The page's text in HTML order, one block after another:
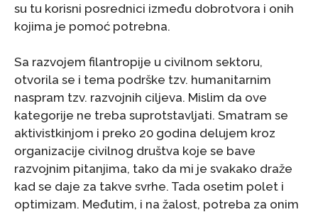
su tu korisni posrednici između dobrotvora i onih
kojima je pomoć potrebna.
Sa razvojem filantropije u civilnom sektoru,
otvorila se i tema podrške tzv. humanitarnim
naspram tzv. razvojnih ciljeva. Mislim da ove
kategorije ne treba suprotstavljati. Smatram se
aktivistkinjom i preko 20 godina delujem kroz
organizacije civilnog društva koje se bave
razvojnim pitanjima, tako da mi je svakako draže
kad se daje za takve svrhe. Tada osetim polet i
optimizam. Međutim, i na žalost, potreba za onim